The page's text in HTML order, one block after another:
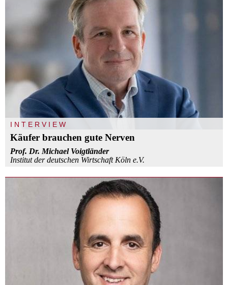
INTERVIEW
Käufer brauchen gute Nerven
Prof. Dr. Michael Voigtländer
Institut der deutschen Wirtschaft Köln e.V.